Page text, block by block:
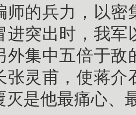
师的兵力，以
进突出时，我
外集中五倍于
张灵甫，使蒋
灭是他最痛心、